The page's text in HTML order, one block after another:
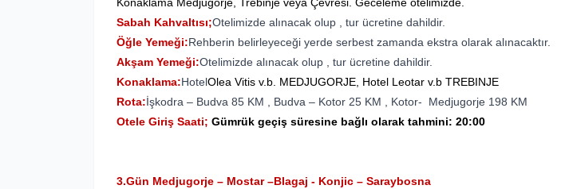
Konaklama Medjugorje, Trebinje veya Çevresi. Geceleme otelimizde.
Sabah Kahvaltısı;Otelimizde alınacak olup , tur ücretine dahildir.
Öğle Yemeği:Rehberin belirleyeceği yerde serbest zamanda ekstra olarak alınacaktır.
Akşam Yemeği:Otelimizde alınacak olup , tur ücretine dahildir.
Konaklama:HotelOlea Vitis v.b. MEDJUGORJE, Hotel Leotar v.b TREBINJE
Rota:İşkodra – Budva 85 KM , Budva – Kotor 25 KM , Kotor- Medjugorje 198 KM
Otele Giriş Saati; Gümrük geçiş süresine bağlı olarak tahmini: 20:00
3.Gün Medjugorje – Mostar –Blagaj - Konjic – Saraybosna